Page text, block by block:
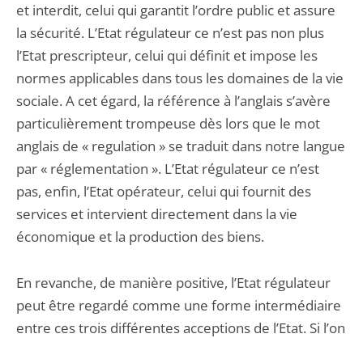
et interdit, celui qui garantit l’ordre public et assure
la sécurité. L’Etat régulateur ce n’est pas non plus
l’Etat prescripteur, celui qui définit et impose les
normes applicables dans tous les domaines de la vie
sociale. A cet égard, la référence à l’anglais s’avère
particulièrement trompeuse dès lors que le mot
anglais de « regulation » se traduit dans notre langue
par « réglementation ». L’Etat régulateur ce n’est
pas, enfin, l’Etat opérateur, celui qui fournit des
services et intervient directement dans la vie
économique et la production des biens.
En revanche, de manière positive, l’Etat régulateur
peut être regardé comme une forme intermédiaire
entre ces trois différentes acceptions de l’Etat. Si l’on